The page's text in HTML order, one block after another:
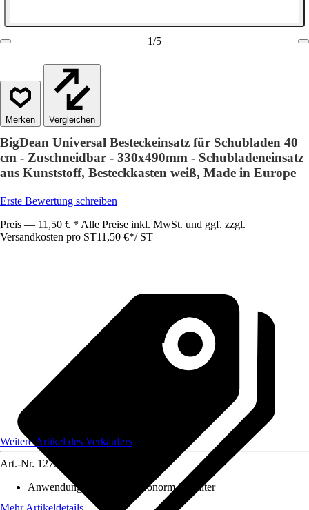
1/5
Vergleichen
BigDean Universal Besteckeinsatz für Schubladen 40
cm - Zuschneidbar - 330x490mm - Schubladeneinsatz
aus Kunststoff, Besteckkasten weiß, Made in Europe
Erste Bewertung schreiben
Preis — 11,50 € * Alle Preise inkl. MwSt. und ggf. zzgl.
Versandkosten pro ST11,50 €*/ ST
Weitere Artikel des Verkäufers
Art.-Nr. 12721349
Anwendungsbereich
Gastronorm-Behälter
Mehr Artikeldetails